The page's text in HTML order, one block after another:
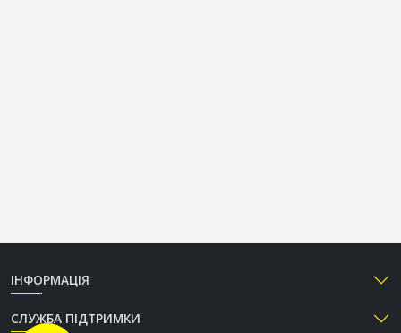
ІНФОРМАЦІЯ
СЛУЖБА ПІДТРИМКИ